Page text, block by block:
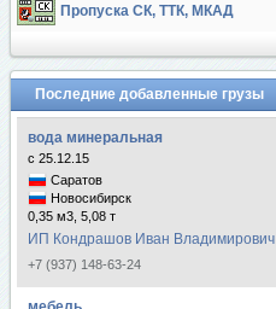
Пропуска СК, ТТК, МКАД
Последние добавленные грузы
вода минеральная
с 25.12.15
Саратов
Новосибирск
0,35 м3, 5,08 т
ИП Кондрашов Иван Владимирович
+7 (937) 148-63-24